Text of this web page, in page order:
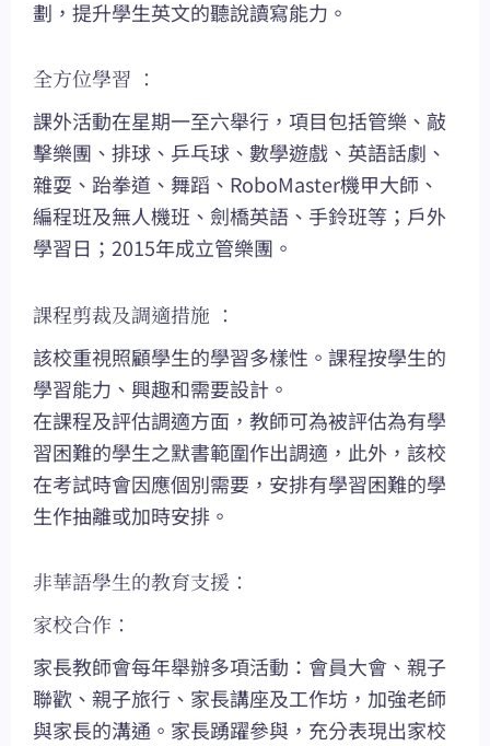
劃，提升學生英文的聽說讀寫能力。
全方位學習 ：
課外活動在星期一至六舉行，項目包括管樂、敲
擊樂團、排球、乒乓球、數學遊戲、英語話劇、
雜耍、跆拳道、舞蹈、RoboMaster機甲大師、
編程班及無人機班、劍橋英語、手鈴班等；戶外
學習日；2015年成立管樂團。
課程剪裁及調適措施 ：
該校重視照顧學生的學習多樣性。課程按學生的
學習能力、興趣和需要設計。
在課程及評估調適方面，教師可為被評估為有學
習困難的學生之默書範圍作出調適，此外，該校
在考試時會因應個別需要，安排有學習困難的學
生作抽離或加時安排。
非華語學生的教育支援：
家校合作：
家長教師會每年舉辦多項活動：會員大會、親子
聯歡、親子旅行、家長講座及工作坊，加強老師
與家長的溝通。家長踴躍參與，充分表現出家校